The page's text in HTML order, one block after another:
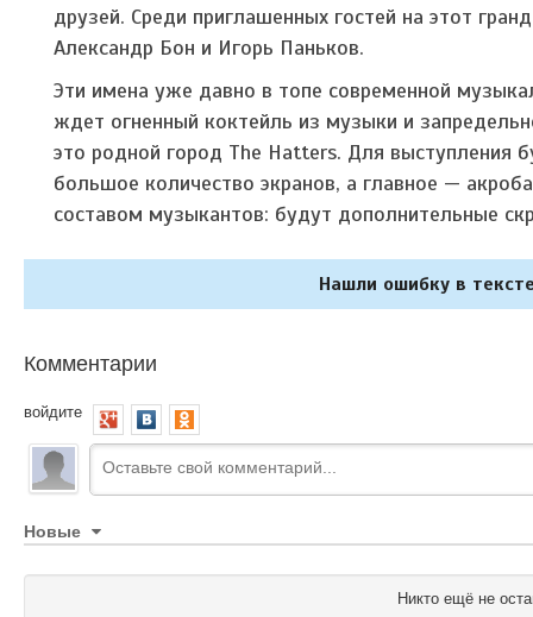
друзей. Среди приглашенных гостей на этот
Александр Бон и Игорь Паньков.
Эти имена уже давно в топе современной
ждет огненный коктейль из музыки и
это родной город The Hatters. Для выступления
большое количество экранов, а главное —
составом музыкантов: будут дополнительные
Нашли ошибку в
Комментарии
войдите
Новые
Никто ещё не